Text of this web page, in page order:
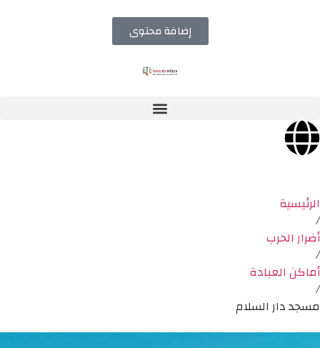
إضافة محتوى
الرئيسية
/
أضرار الحرب
/
أماكن العبادة
/
مسجد دار السلام